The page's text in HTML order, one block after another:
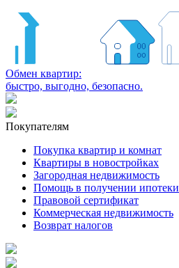
Обмен квартир:
быстро, выгодно, безопасно.
Покупателям
Покупка квартир и комнат
Квартиры в новостройках
Загородная недвижимость
Помощь в получении ипотеки
Правовой сертификат
Коммерческая недвижимость
Возврат налогов